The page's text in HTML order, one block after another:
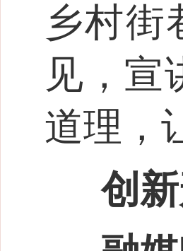
乡村街
见，宣
道理，
创